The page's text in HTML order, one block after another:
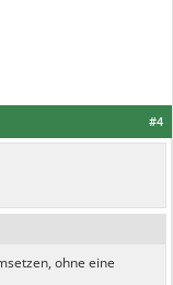
#4
ohne eine